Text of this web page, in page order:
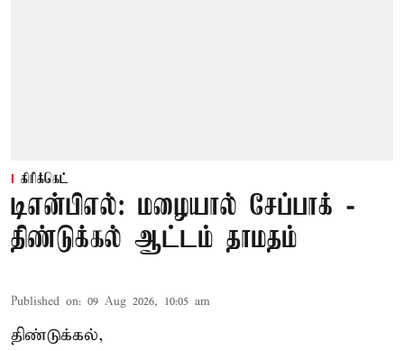
கிரிக்கெட்
டிஎன்பிஎல்: மழையால் சேப்பாக் -
திண்டுக்கல் ஆட்டம் தாமதம்
Published on: 09 Aug 2026, 10:05 am
திண்டுக்கல்,